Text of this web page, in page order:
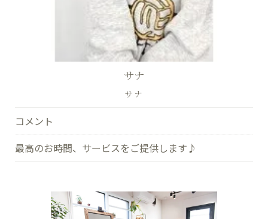
サナ
サナ
コメント
最高のお時間、サービスをご提供します♪